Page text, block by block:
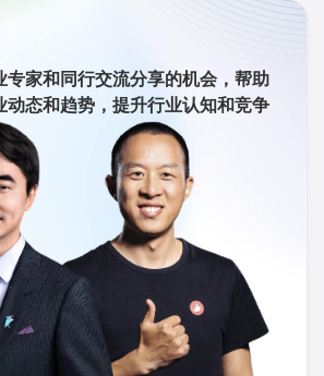
专家和同行交流分享的机会，帮助
动态和趋势，提升行业认知和竞争